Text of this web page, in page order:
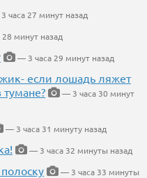
часа 27 минут назад
минут назад
— 3 часа 29 минут назад
если лошадь ляжет
тумане?
— 3 часа 30 минут
— 3 часа 31 минуту назад
— 3 часа 32 минуты назад
— 3 часа 33 минуты